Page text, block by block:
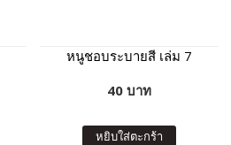
หนูชอบระบายสี เล่ม 7
40 บาท
หยิบใส่ตะกร้า